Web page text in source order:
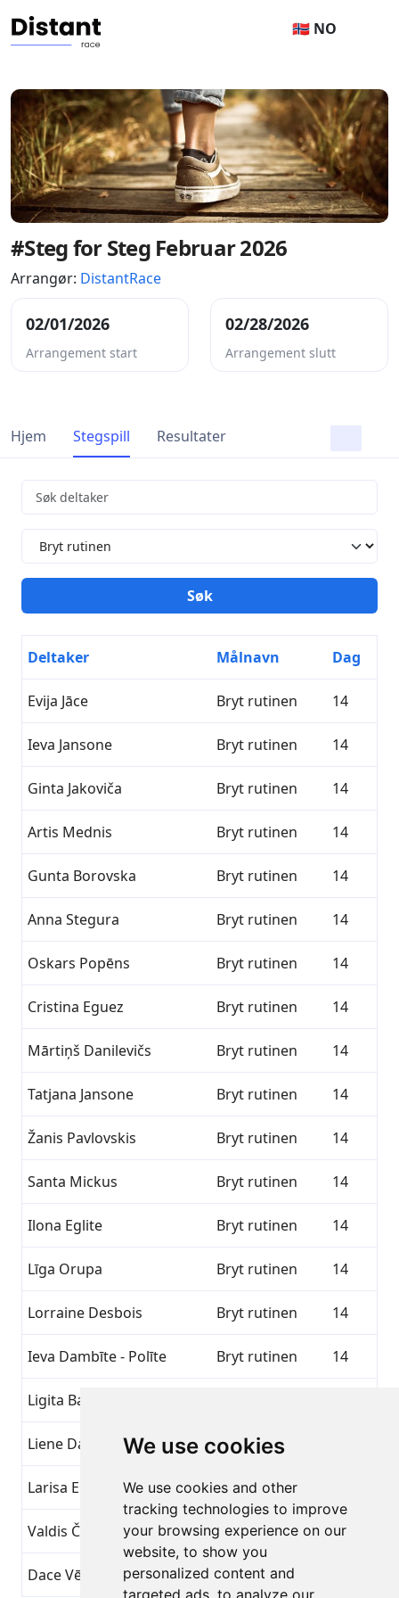
We use cookies
We use cookies and other
tracking technologies to improve
your browsing experience on our
website, to show you
personalized content and
targeted ads, to analyze our
🇳🇴 NO
#Steg for Steg Februar 2026
Arrangør: DistantRace
02/01/2026
Arrangement start
02/28/2026
Arrangement slutt
Hjem Stegspill Resultater
Deltaker Målnavn Dag
Evija Jāce Bryt rutinen 14
Ieva Jansone Bryt rutinen 14
Ginta Jakoviča Bryt rutinen 14
Artis Mednis Bryt rutinen 14
Gunta Borovska Bryt rutinen 14
Anna Stegura Bryt rutinen 14
Oskars Popēns Bryt rutinen 14
Cristina Eguez Bryt rutinen 14
Mārtiņš Danilevičs Bryt rutinen 14
Tatjana Jansone Bryt rutinen 14
Žanis Pavlovskis Bryt rutinen 14
Santa Mickus Bryt rutinen 14
Ilona Eglite Bryt rutinen 14
Līga Orupa Bryt rutinen 14
Lorraine Desbois Bryt rutinen 14
Ieva Dambīte - Polīte Bryt rutinen 14
Ligita Baltrašjuna
Liene Davidovska Bryt rutinen
Larisa Eilonena Bryt rutinen
Valdis Čunka Bryt rutinen 14
Dace Vēvere Bryt rutinen